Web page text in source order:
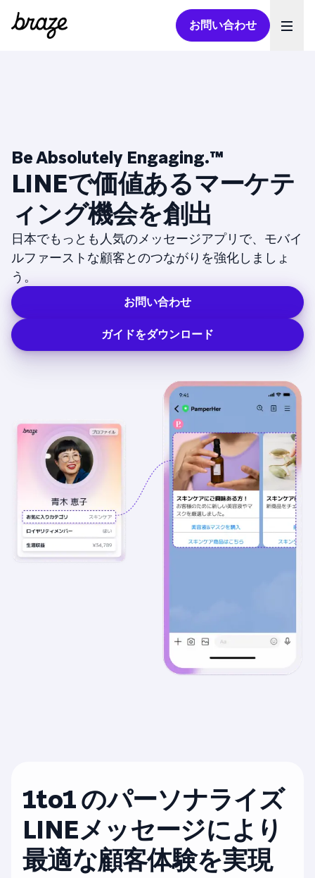
お問い合わせ
Be Absolutely Engaging.™
LINEで価値あるマーケテ
ィング機会を創出
日本でもっとも人気のメッセージアプリで、モバイ
ルファーストな顧客とのつながりを強化しましょ
う。
お問い合わせ
ガイドをダウンロード
1to1 のパーソナライズ
LINEメッセージにより
最適な顧客体験を実現